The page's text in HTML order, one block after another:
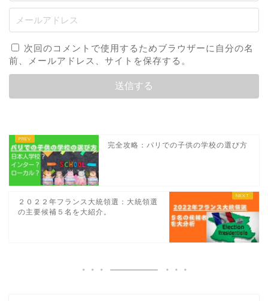
次回のコメントで使用するためブラウザーに自分の名
前、メールアドレス、サイトを保存する。
完全攻略：パリでの子供の学校の選び方
２０２２年フランス大統領選：大統領選
の主要候補５名を大紹介。